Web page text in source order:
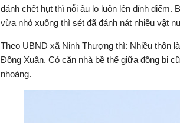
đánh chết hụt thì nỗi âu lo luôn lên đỉnh
vừa nhỏ xuống thì sét đã đánh nát nhiều vật
Theo UBND xã Ninh Thượng thì: Nhiều thôn
Đồng Xuân. Có căn nhà bề thế giữa đồng bị
nhoáng.